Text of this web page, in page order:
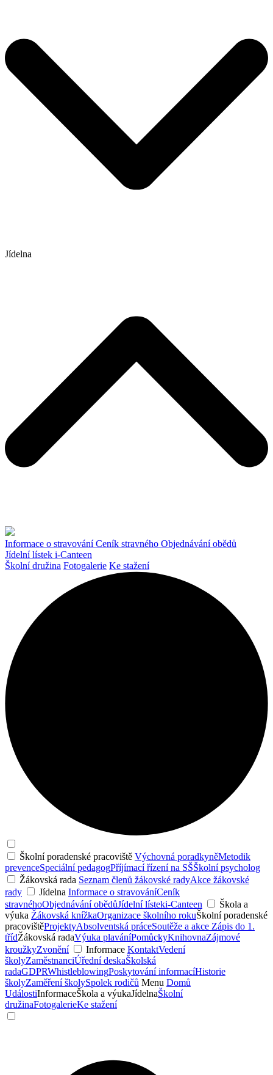
Jídelna
Informace o stravováníCeník stravného Objednávání obědů
Jídelní lístek i-Canteen
Školní družina Fotogalerie Ke stažení
Školní poradenské pracoviště Výchovná poradkyněMetodik
prevenceSpeciální pedagogPříjímací řízení na SŠŠkolní psycholog
Žákovská rada Seznam členů žákovské radyAkce žákovské
rady
Jídelna Informace o stravováníCeník
stravnéhoObjednávání obědůJídelní lísteki-Canteen
Škola a
výuka Žákovská knížkaOrganizace školního rokuŠkolní poradenské
pracovištěProjektyAbsolventská práceSoutěže a akce Zápis do 1.
třídŽákovská radaVýuka plaváníPomůckyKnihovnaZájmové
kroužkyZvonění Informace KontaktVedení
školyZaměstnanciÚřední deskaŠkolská
radaGDPRWhistleblowingPoskytování informacíHistorie
školyZaměření školySpolek rodičů Menu Domů
UdálostiInformaceŠkola a výukaJídelnaŠkolní
družinaFotogalerieKe stažení